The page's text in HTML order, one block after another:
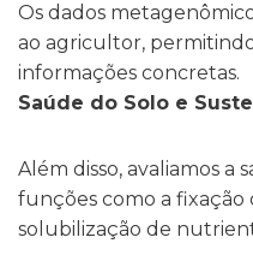
Os dados
ao agricultor,
informações concretas.
Saúde do Solo e
Além disso, avaliamos a
funções como a fixação
solubilização de